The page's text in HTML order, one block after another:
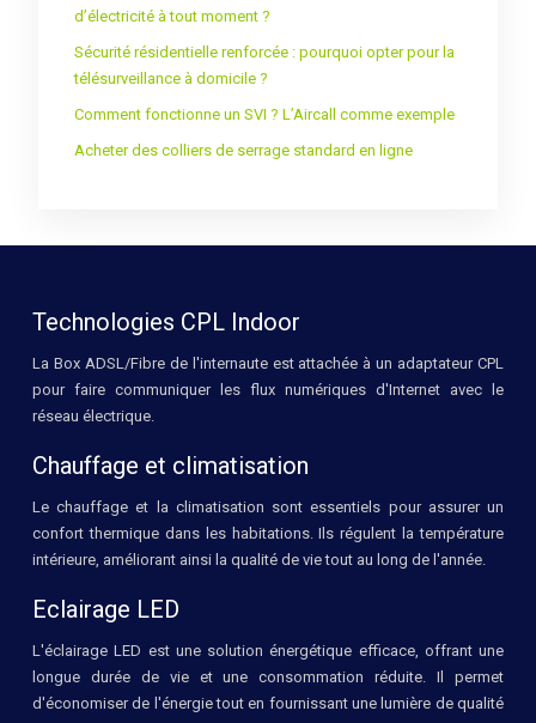
d’électricité à tout moment ?
Sécurité résidentielle renforcée : pourquoi opter pour la
télésurveillance à domicile ?
Comment fonctionne un SVI ? L’Aircall comme exemple
Acheter des colliers de serrage standard en ligne
Technologies CPL Indoor
La Box ADSL/Fibre de l'internaute est attachée à un adaptateur CPL
pour faire communiquer les flux numériques d'Internet avec le
réseau électrique.
Chauffage et climatisation
Le chauffage et la climatisation sont essentiels pour assurer un
confort thermique dans les habitations. Ils régulent la température
intérieure, améliorant ainsi la qualité de vie tout au long de l'année.
Eclairage LED
L'éclairage LED est une solution énergétique efficace, offrant une
longue durée de vie et une consommation réduite. Il permet
d'économiser de l'énergie tout en fournissant une lumière de qualité